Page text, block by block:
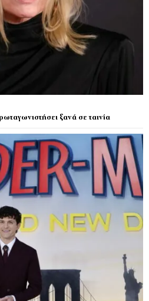
ξανά σε ταινία